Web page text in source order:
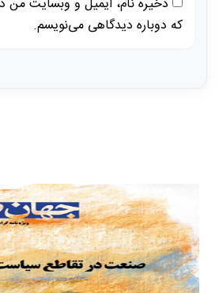
که دوباره دیدگاهی می‌نویسم.